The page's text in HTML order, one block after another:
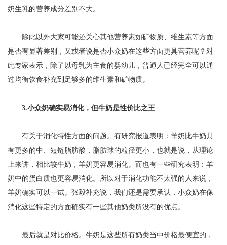
奶生乳的营养成分差别不大。
除此以外大家可能还关心其他营养素如矿物质、维生素等方面
是否有显著差别，又或者说是否小众奶在这些方面更具营养呢？对
此专家表示，除了以母乳为主食的婴幼儿，普通人已经完全可以通
过均衡饮食补充到足够多的维生素和矿物质。
3.小众奶确实易消化，但牛奶是性价比之王
有关于消化特性方面的问题。有研究报道表明：羊奶比牛奶具
有更多的中、短链脂肪酸，脂肪球的粒径更小，也就是说，从理论
上来讲，相比较牛奶，羊奶更容易消化。而也有一些研究表明：羊
奶中的蛋白质也更容易消化。所以对于消化功能不太强的人来说，
羊奶确实可以一试。张毅补充说，我们还是需要承认，小众奶在像
消化这些特定的方面确实有一些其他奶类所没有的优点。
最后就是对比价格。牛奶是这些所有奶类当中价格最便宜的，